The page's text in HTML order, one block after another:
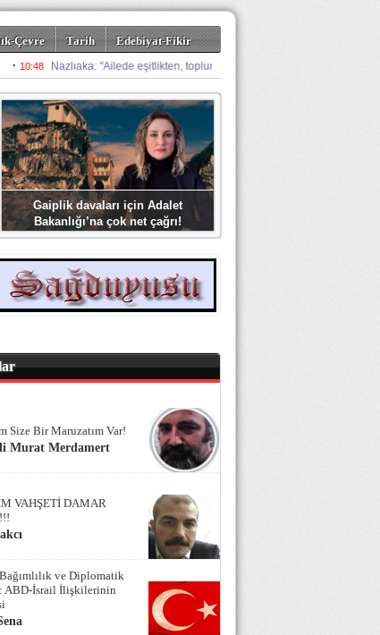
Çevre Tarih
Edebiyat-Fikir
Gaiplik davaları için Adalet
Bakanlığı’na çok net çağrı!
Size Bir Maruzatım Var!
Murat Merdamert
VAHŞETİ DAMAR
ve Diplomatik
ABD-İsrail İlişkilerinin